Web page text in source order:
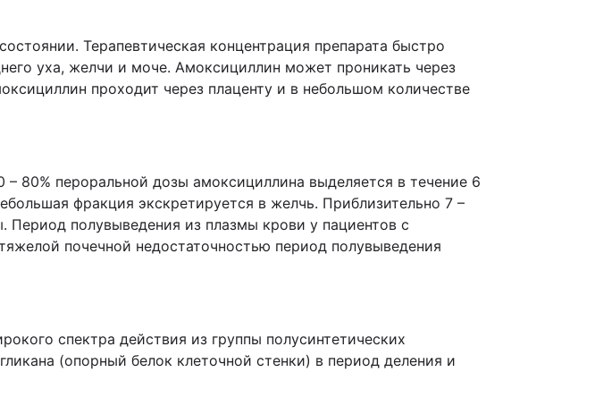
Терапевтическая концентрация препарата быстро
уха, желчи и моче. Амоксициллин может проникать через
проходит через плаценту и в небольшом количестве
80% пероральной дозы амоксициллина выделяется в течение 6
фракция экскретируется в желчь. Приблизительно 7 –
Период полувыведения из плазмы крови у пациентов с
почечной недостаточностью период полувыведения
спектра действия из группы полусинтетических
(опорный белок клеточной стенки) в период деления и